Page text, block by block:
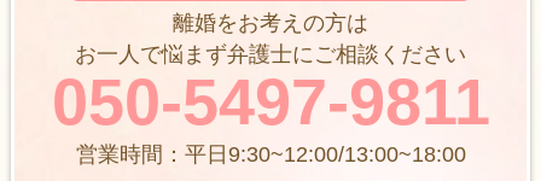
離婚をお考えの方は
お一人で悩まず弁護士にご相談ください
050-5497-9811
営業時間：平日9:30~12:00/13:00~18:00